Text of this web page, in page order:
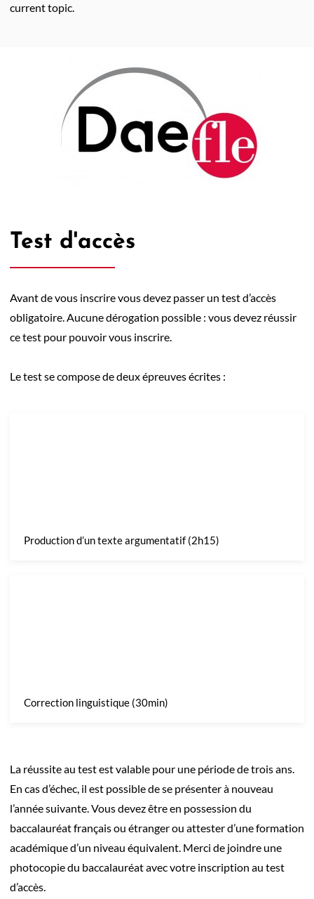
current topic.
Test d'accès
Avant de vous inscrire vous devez passer un test d’accès
obligatoire. Aucune dérogation possible : vous devez réussir
ce test pour pouvoir vous inscrire.
Le test se compose de deux épreuves écrites :
Production d’un texte argumentatif (2h15)
Correction linguistique (30min)
La réussite au test est valable pour une période de trois ans.
En cas d’échec, il est possible de se présenter à nouveau
l’année suivante. Vous devez être en possession du
baccalauréat français ou étranger ou attester d’une formation
académique d’un niveau équivalent. Merci de joindre une
photocopie du baccalauréat avec votre inscription au test
d’accès.